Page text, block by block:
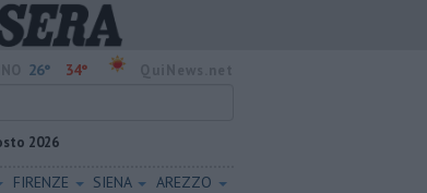
26° 34°
2026
FIRENZE SIENA AREZZO